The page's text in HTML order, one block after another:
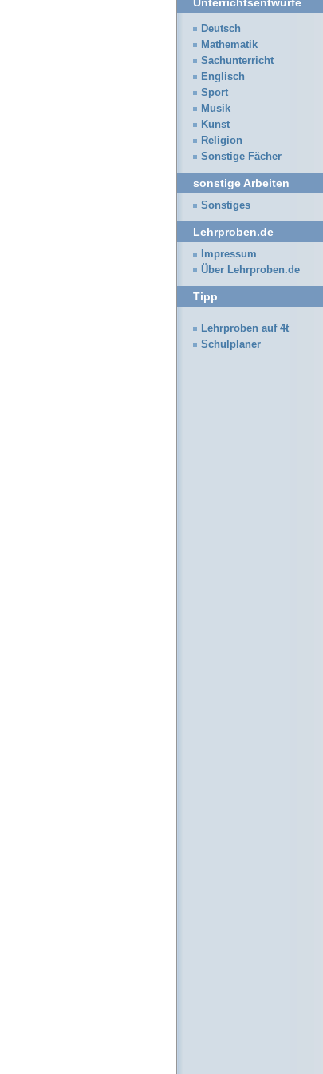
Deutsch
Mathematik
Sachunterricht
Englisch
Sport
Musik
Kunst
Religion
Sonstige Fächer
sonstige Arbeiten
Sonstiges
Lehrproben.de
Impressum
Über Lehrproben.de
Tipp
Lehrproben auf 4t
Schulplaner